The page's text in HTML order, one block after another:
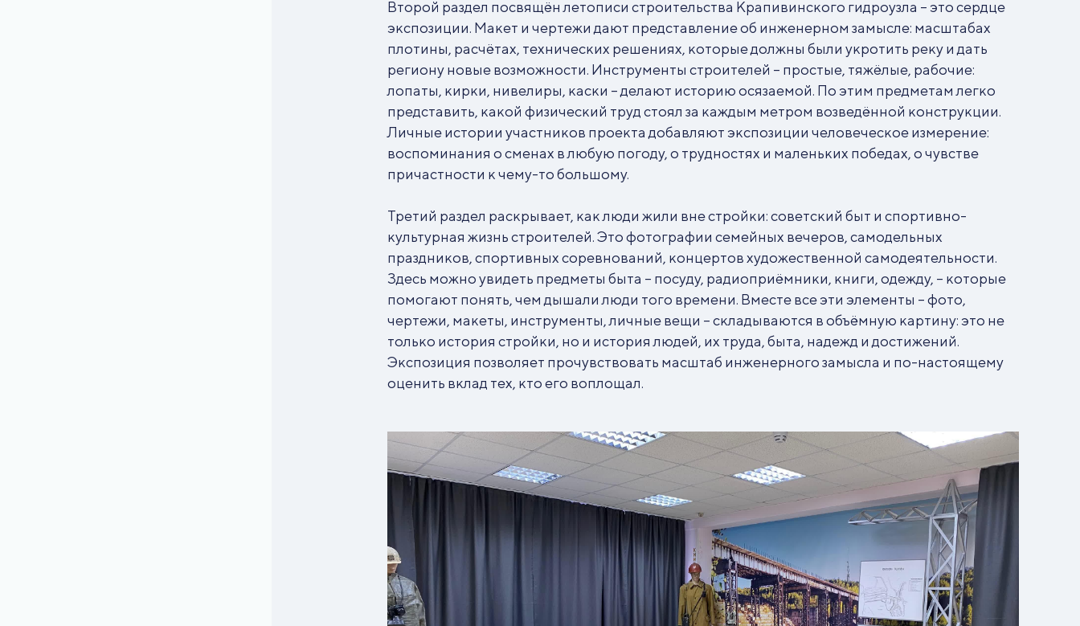
Второй раздел посвящён летописи строительства Крапивинского гидроузла – это сердце
экспозиции. Макет и чертежи дают представление об инженерном замысле: масштабах
плотины, расчётах, технических решениях, которые должны были укротить реку и дать
региону новые возможности. Инструменты строителей – простые, тяжёлые, рабочие:
лопаты, кирки, нивелиры, каски – делают историю осязаемой. По этим предметам легко
представить, какой физический труд стоял за каждым метром возведённой конструкции.
Личные истории участников проекта добавляют экспозиции человеческое измерение:
воспоминания о сменах в любую погоду, о трудностях и маленьких победах, о чувстве
причастности к чему-то большому.
Третий раздел раскрывает, как люди жили вне стройки: советский быт и спортивно-
культурная жизнь строителей. Это фотографии семейных вечеров, самодельных
праздников, спортивных соревнований, концертов художественной самодеятельности.
Здесь можно увидеть предметы быта – посуду, радиоприёмники, книги, одежду, – которые
помогают понять, чем дышали люди того времени. Вместе все эти элементы – фото,
чертежи, макеты, инструменты, личные вещи – складываются в объёмную картину: это не
только история стройки, но и история людей, их труда, быта, надежд и достижений.
Экспозиция позволяет прочувствовать масштаб инженерного замысла и по-настоящему
оценить вклад тех, кто его воплощал.